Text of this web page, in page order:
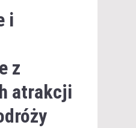
i
z
atrakcji